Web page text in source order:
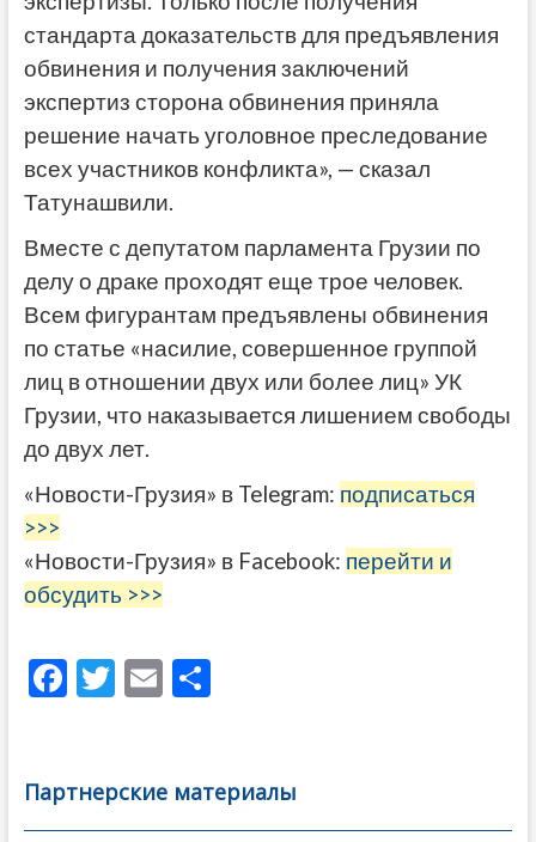
стандарта доказательств для предъявления
обвинения и получения заключений
экспертиз сторона обвинения приняла
решение начать уголовное преследование
всех участников конфликта», — сказал
Татунашвили.
Вместе с депутатом парламента Грузии по
делу о драке проходят еще трое человек.
Всем фигурантам предъявлены обвинения
по статье «насилие, совершенное группой
лиц в отношении двух или более лиц» УК
Грузии, что наказывается лишением свободы
до двух лет.
«Новости-Грузия» в Telegram: подписаться
>>>
«Новости-Грузия» в Facebook: перейти и
обсудить >>>
F
b
o
T
er
E
l
О
а
в
Партнерские материалы